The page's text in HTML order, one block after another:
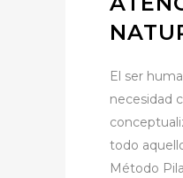
El ser
necesidad
todo
Método